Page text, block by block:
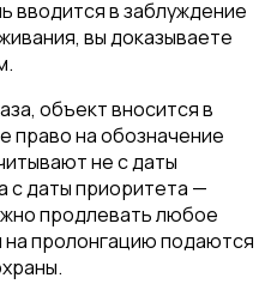
вводится в заблуждение
вы доказываете
объект вносится в
право на обозначение
не с даты
с даты приоритета —
продлевать любое
пролонгацию подаются